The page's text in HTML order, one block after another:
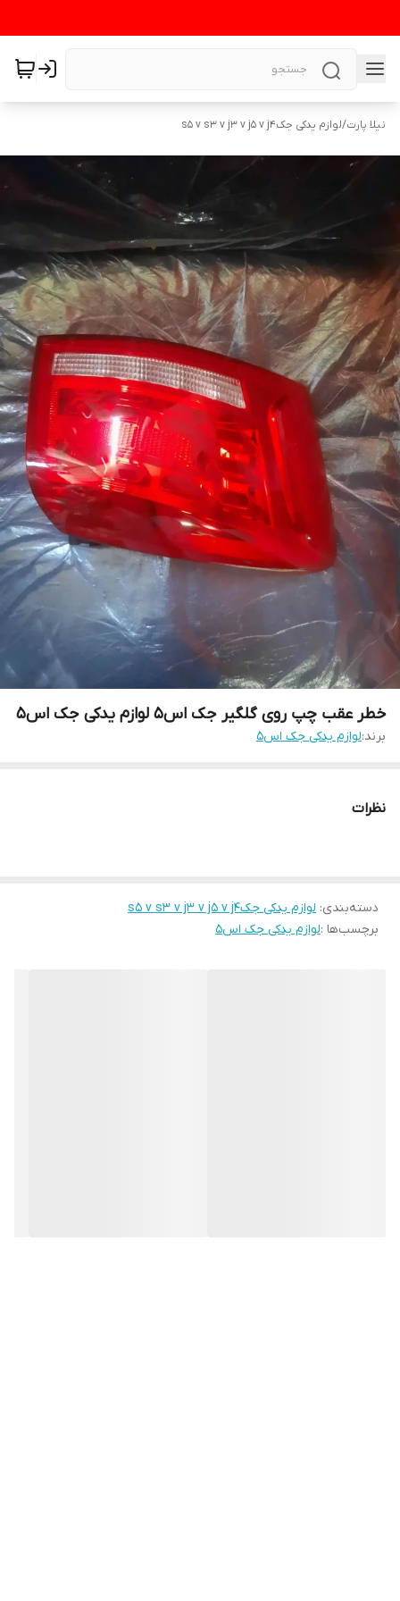
نیلا پارت/لوازم یدکی جکs5 v s3 v j3 v j5 v j4
خطر عقب چپ روی گلگیر جک اس۵ لوازم یدکی جک اس۵
برند:لوازم یدکی جک اس۵
نظرات
دسته‌بندی: لوازم یدکی جکs5 v s3 v j3 v j5 v j4
برچسب‌ها :لوازم یدکی جک اس۵